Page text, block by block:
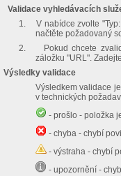
Validace vyhledávacích
1.
V nabídce zvolte
načtěte požadovaný
2.
Pokud chcete
záložku "URL".
Výsledky validace
Výsledkem validace
v technických
- prošlo - položka
- chyba - chybí
- výstraha - chybí
- upozornění -